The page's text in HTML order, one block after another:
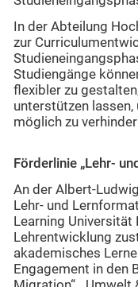
In der Abteilung
zur
Studiengänge
flexibler zu
unterstützen
möglich zu
Förderlinie „Lehr-
An der Albert-
Lehr- und
Learning Universität
Lehrentwicklung
akademisches
Engagement in den